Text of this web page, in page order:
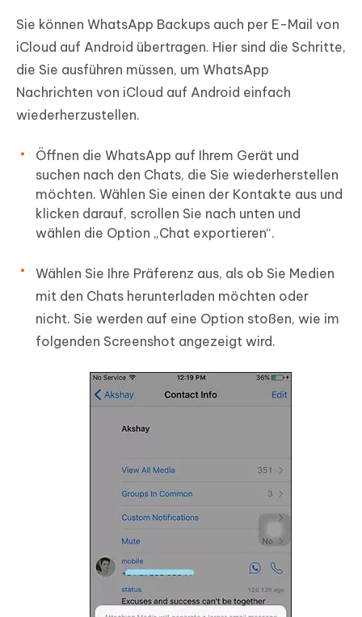
Sie können WhatsApp Backups auch per E-Mail von
iCloud auf Android übertragen. Hier sind die Schritte,
die Sie ausführen müssen, um WhatsApp
Nachrichten von iCloud auf Android einfach
wiederherzustellen.
Öffnen die WhatsApp auf Ihrem Gerät und
suchen nach den Chats, die Sie wiederherstellen
möchten. Wählen Sie einen der Kontakte aus und
klicken darauf, scrollen Sie nach unten und
wählen die Option „Chat exportieren“.
Wählen Sie Ihre Präferenz aus, als ob Sie Medien
mit den Chats herunterladen möchten oder
nicht. Sie werden auf eine Option stoßen, wie im
folgenden Screenshot angezeigt wird.